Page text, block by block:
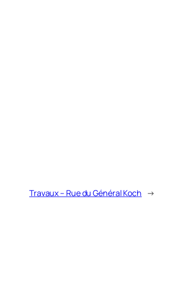
Travaux – Rue du Général Koch →